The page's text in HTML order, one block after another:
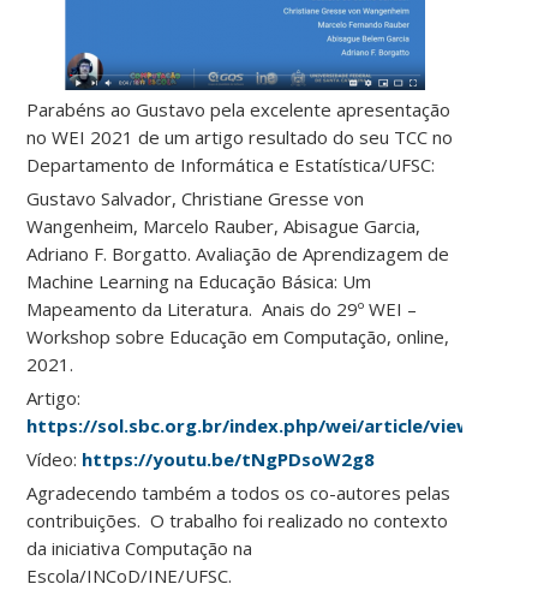
Parabéns ao Gustavo pela excelente apresentação
no WEI 2021 de um artigo resultado do seu TCC no
Departamento de Informática e Estatística/UFSC:
Gustavo Salvador, Christiane Gresse von
Wangenheim, Marcelo Rauber, Abisague Garcia,
Adriano F. Borgatto. Avaliação de Aprendizagem de
Machine Learning na Educação Básica: Um
Mapeamento da Literatura. Anais do 29º WEI –
Workshop sobre Educação em Computação, online,
2021.
Artigo:
https://sol.sbc.org.br/index.php/wei/article/view/15919
Vídeo: https://youtu.be/tNgPDsoW2g8
Agradecendo também a todos os co-autores pelas
contribuições. O trabalho foi realizado no contexto
da iniciativa Computação na
Escola/INCoD/INE/UFSC.